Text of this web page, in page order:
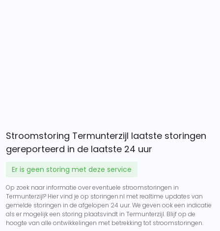
Stroomstoring Termunterzijl laatste storingen
gereporteerd in de laatste 24 uur
Er is geen storing met deze service
Op zoek naar informatie over eventuele stroomstoringen in
Termunterzijl? Hier vind je op storingen.nl met realtime updates van
gemelde storingen in de afgelopen 24 uur. We geven ook een indicatie
als er mogelijk een storing plaatsvindt in Termunterzijl. Blijf op de
hoogte van alle ontwikkelingen met betrekking tot stroomstoringen.